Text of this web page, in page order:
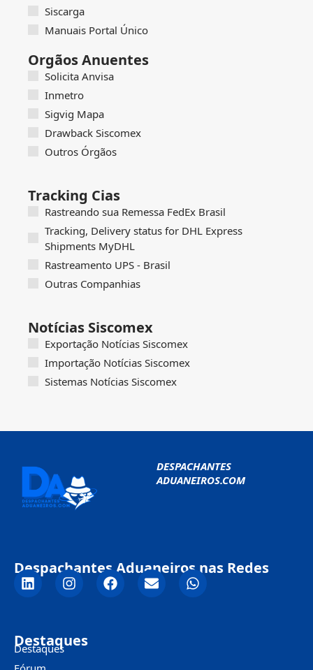
Siscarga
Manuais Portal Único
Orgãos Anuentes
Solicita Anvisa
Inmetro
Sigvig Mapa
Drawback Siscomex
Outros Órgãos
Tracking Cias
Rastreando sua Remessa FedEx Brasil
Tracking, Delivery status for DHL Express
Shipments MyDHL
Rastreamento UPS - Brasil
Outras Companhias
Notícias Siscomex
Exportação Notícias Siscomex
Importação Notícias Siscomex
Sistemas Notícias Siscomex
DESPACHANTES
ADUANEIROS.COM
Despachantes Aduaneiros nas Redes
Destaques
Destaques